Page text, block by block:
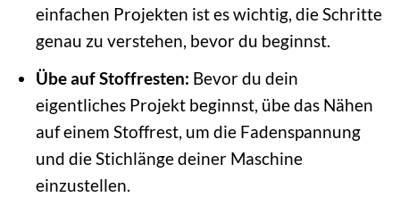
einfachen Projekten ist es wichtig, die Schritte
genau zu verstehen, bevor du beginnst.
Übe auf Stoffresten: Bevor du dein
eigentliches Projekt beginnst, übe das Nähen
auf einem Stoffrest, um die Fadenspannung
und die Stichlänge deiner Maschine
einzustellen.